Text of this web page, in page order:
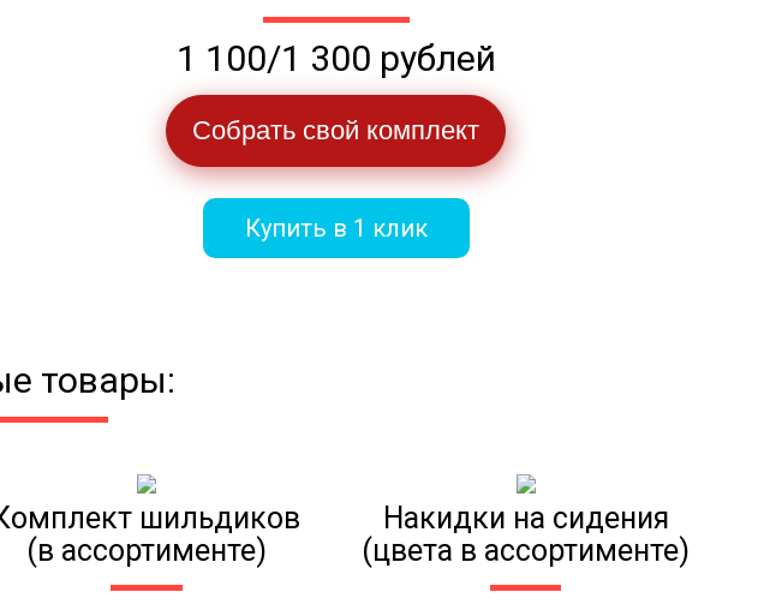
1 100/1 300 рублей
Собрать свой комплект
Купить в 1 клик
товары:
шильдиков
(в ассортименте)
Накидки на сидения
(цвета в ассортименте)